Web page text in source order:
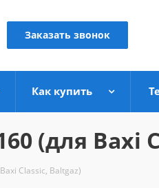
Заказать звонок
Как купить
(для Baxi
Classic, Baltgaz)